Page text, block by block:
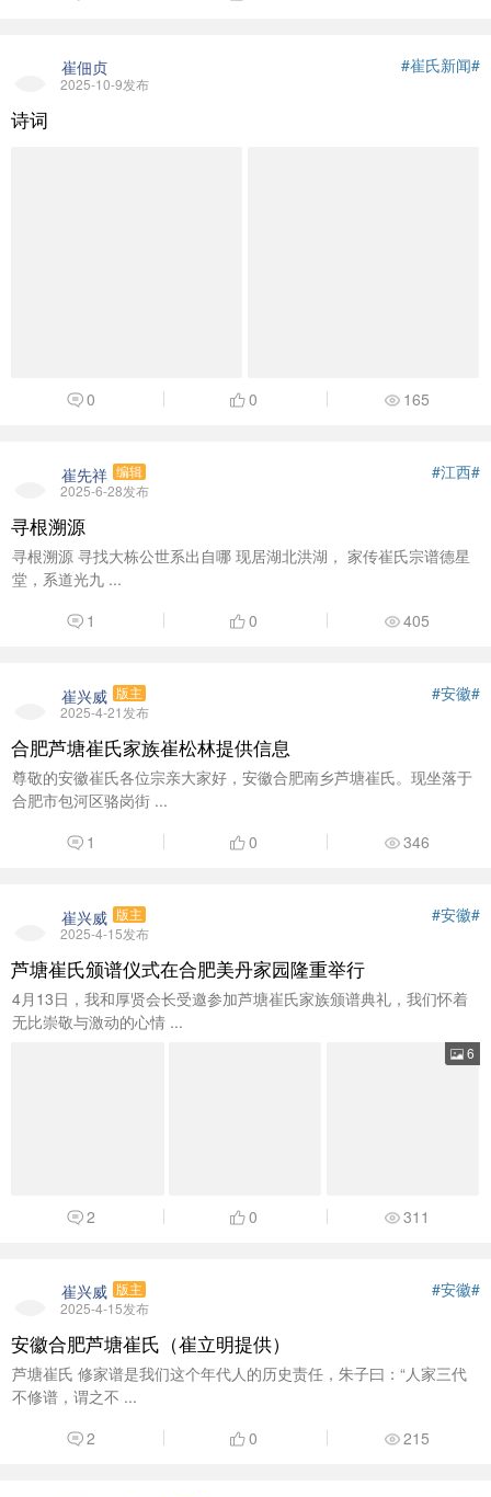
崔佃贞
2025-10-9发布
#崔氏新闻#
诗词
0 0 165
崔先祥 编辑
2025-6-28发布
#江西#
寻根溯源
寻根溯源 寻找大栋公世系出自哪 现居湖北洪湖， 家传崔氏宗谱德星
堂，系道光九 ...
1
0 405
崔兴威 版主
2025-4-21发布
#安徽#
合肥芦塘崔氏家族崔松林提供信息
尊敬的安徽崔氏各位宗亲大家好，安徽合肥南乡芦塘崔氏。现坐落于
合肥市包河区骆岗街 ...
1
0 346
崔兴威 版主
2025-4-15发布
#安徽#
芦塘崔氏颁谱仪式在合肥美丹家园隆重举行
4月13日，我和厚贤会长受邀参加芦塘崔氏家族颁谱典礼，我们怀着
无比崇敬与激动的心情 ...
6
2 0 311
崔兴威 版主
2025-4-15发布
#安徽#
安徽合肥芦塘崔氏（崔立明提供）
芦塘崔氏 修家谱是我们这个年代人的历史责任，朱子曰：“人家三代
不修谱，谓之不 ...
2
0 215